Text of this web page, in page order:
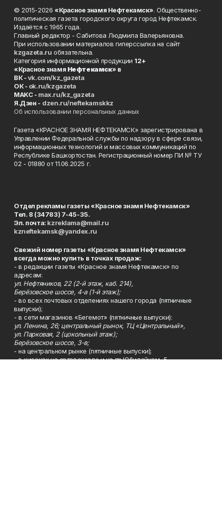
© 2015-2026 «Красное знамя Нефтекамск». Общественно-
политическая газета городского округа город Нефтекамск.
Издаётся с 1965 года.
Главный редактор - Сабитова Людмила Валерьяновна.
При использовании материалов гиперссылка на сайт
kzgazeta.ru обязательна.
Категория информационной продукции 12+
«Красное знамя Нефтекамск» в
ВК -vk.com/kz_gazeta
ОК - ok.ru/kzgazeta
MAKC - max.ru/kz_gazeta
Я.Дзен - dzen.ru/neftekamskkz
Об использовании персональных данных
Газета «КРАСНОЕ ЗНАМЯ НЕФТЕКАМСК» зарегистрирована в
Управлении Федеральной службы по надзору в сфере связи,
информационных технологий и массовых коммуникаций по
Республике Башкортостан. Регистрационный номер ПИ № ТУ
02 - 01880 от 11.06.2025 г.
Отдел рекламы газеты «Красное знамя Нефтекамск»
Тел. 8 (34783) 7-45-35.
Эл. почта: kzreklama@mail.ru
kzneftekamsk@yandex.ru
Свежий номер газеты «Красное знамя Нефтекамск»
всегда можно купить в точках продаж:
- в редакции газеты «Красное знамя Нефтекамск» по
адресам:
ул. Нефтяников, 22 (2-й этаж, каб. 214),
Берёзовское шоссе, 4-а (1-й этаж);
- во всех почтовых отделениях нашего города (пятничные
выпуски);
- в сети магазинов «Бегемот» (пятничные выпуски):
ул. Ленина, 26; центральный рынок, ТЦ «Центральный»,
ул. Парковая, 2 (цокольный этаж);
Берёзовское шоссе, 3-в;
- на центральном рынке (пятничные выпуски);
- в киосках на автовокзале и на пр.Юбилейном, 5.